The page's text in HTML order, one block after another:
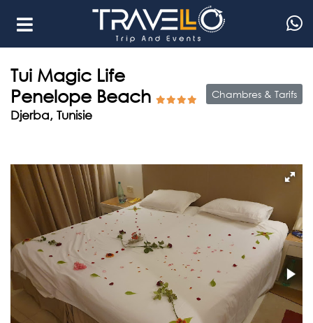
Tui Magic Life
Penelope Beach
Djerba, Tunisie
Chambres & Tarifs